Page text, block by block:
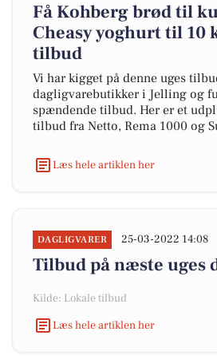
Få Kohberg brød til
Cheasy yoghurt til 10
tilbud
Vi har kigget på denne uges
dagligvarebutikker i Jelling og
spændende tilbud. Her er et
tilbud fra Netto, Rema 1000 og
Læs hele artiklen her
DAGLIGVARER 25-03-2022 14:08
Tilbud på næste uges
Kilde: Lokale tilbud
Læs hele artiklen her